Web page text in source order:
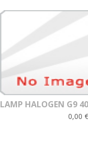
LAMP HALOGEN G9
0,00